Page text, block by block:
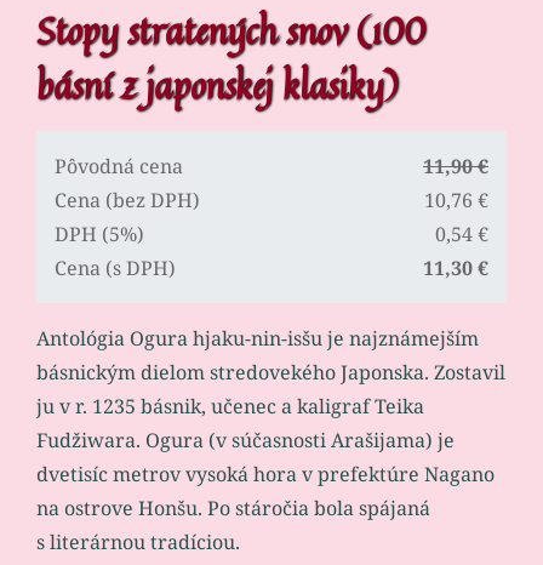
Stopy stratených snov (100
básní z japonskej klasiky)
Pôvodná cena
11,90 €
Cena (bez DPH)
10,76 €
DPH (5%)
0,54 €
Cena (s DPH)
11,30 €
Antológia Ogura hjaku-nin-isšu je najznámejším
básnickým dielom stredovekého Japonska. Zostavil
ju v r. 1235 básnik, učenec a kaligraf Teika
Fudžiwara. Ogura (v súčasnosti Arašijama) je
dvetisíc metrov vysoká hora v prefektúre Nagano
na ostrove Honšu. Po stáročia bola spájaná
s literárnou tradíciou.